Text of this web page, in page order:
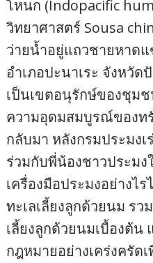
โหนก (Indopacific
วิทยาศาสตร์ Sousa
ว่ายน้ำอยู่แถวชายหาด
อำเภอปะนาเระ จังหวั
เป็นเขตอนุรักษ์ของชุม
ความอุดมสมบูรณ์ของท
กลับมา หลังกรมประมงเ
ร่วมกับพี่น้องชาวประม
เครื่องมือประมงอย่างไ
ทะเลเลี้ยงลูกด้วยนม รว
เลี้ยงลูกด้วยนมเบื้องต้น
กฎหมายอย่างเคร่งครัด